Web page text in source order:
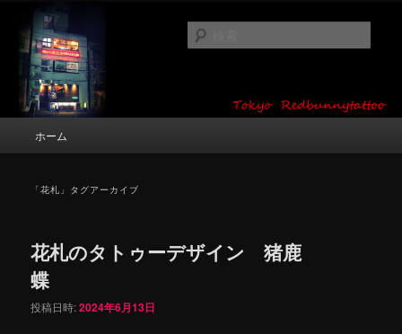
ン
ツ
東京 タトゥースタジオ 吉祥寺 Red
Bunny Tattoo タトゥーデザイン・タ
トゥー画像
タトゥーデザイン・画像の紹介（和彫り・ワンポイント・girl tattoo）
ホーム
「花札 」タグアーカイブ
花札のタトゥーデザイン 猪鹿
蝶
投稿日時:2024年6月13日